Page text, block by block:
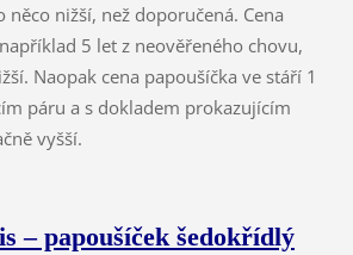
nižší, než doporučená. Cena
5 let z neověřeného chovu,
Naopak cena papoušíčka ve stáří 1
páru a s dokladem prokazujícím
vyšší.
– papoušíček šedokřídlý